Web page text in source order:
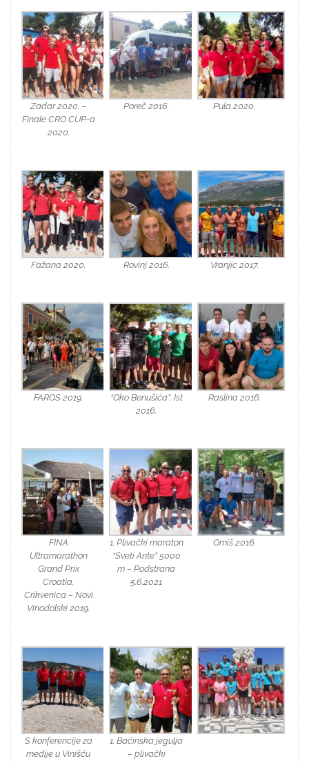
Zadar 2020. –
Finale CRO CUP-a
2020.
Poreč 2016. Pula 2020.
Fažana 2020. Rovinj 2016. Vranjic 2017.
FAROS 2019.
“Oko Benušića”, Ist
2016.
Raslina 2016.
FINA
Ultramarathon
Grand Prix
Croatia,
Crikvenica – Novi
Vinodolski 2019.
1. Plivački maraton
“Sveti Ante” 5000
m – Podstrana
5.6.2021
Omiš 2016.
S konferencije za
medije u Vinišću
1. Baćinska jegulja
– plivački